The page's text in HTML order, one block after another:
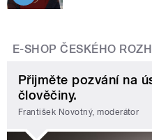
E-SHOP ČESKÉHO
Přijměte pozvání na
člověčiny.
František Novotný, moderátor